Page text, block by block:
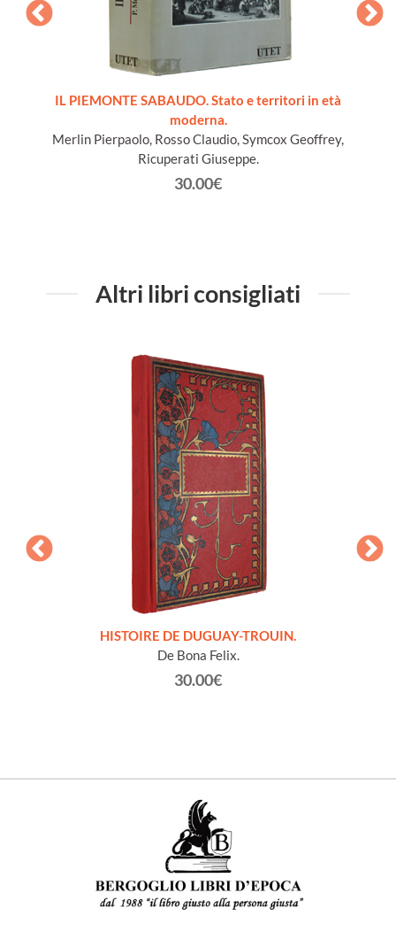
IL PIEMONTE SABAUDO. Stato e territori in età
moderna.
Merlin Pierpaolo, Rosso Claudio, Symcox Geoffrey,
Ricuperati Giuseppe.
30.00€
Altri libri consigliati
HISTOIRE DE DUGUAY-TROUIN.
De Bona Felix.
30.00€